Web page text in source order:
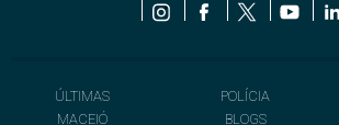
ÚLTIMAS
MACEIÓ
POLÍCIA
BLOGS